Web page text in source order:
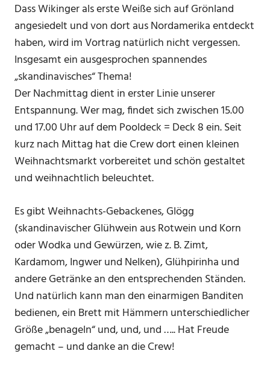
Dass Wikinger als erste Weiße sich auf Grönland
angesiedelt und von dort aus Nordamerika entdeckt
haben, wird im Vortrag natürlich nicht vergessen.
Insgesamt ein ausgesprochen spannendes
„skandinavisches“ Thema!
Der Nachmittag dient in erster Linie unserer
Entspannung. Wer mag, findet sich zwischen 15.00
und 17.00 Uhr auf dem Pooldeck = Deck 8 ein. Seit
kurz nach Mittag hat die Crew dort einen kleinen
Weihnachtsmarkt vorbereitet und schön gestaltet
und weihnachtlich beleuchtet.
Es gibt Weihnachts-Gebackenes, Glögg
(skandinavischer Glühwein aus Rotwein und Korn
oder Wodka und Gewürzen, wie z. B. Zimt,
Kardamom, Ingwer und Nelken), Glühpirinha und
andere Getränke an den entsprechenden Ständen.
Und natürlich kann man den einarmigen Banditen
bedienen, ein Brett mit Hämmern unterschiedlicher
Größe „benageln“ und, und, und ….. Hat Freude
gemacht – und danke an die Crew!